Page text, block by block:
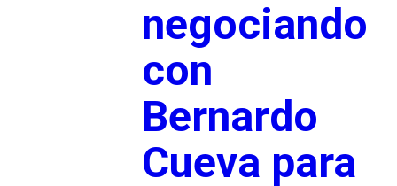
negociando
con
Bernardo
Cueva para